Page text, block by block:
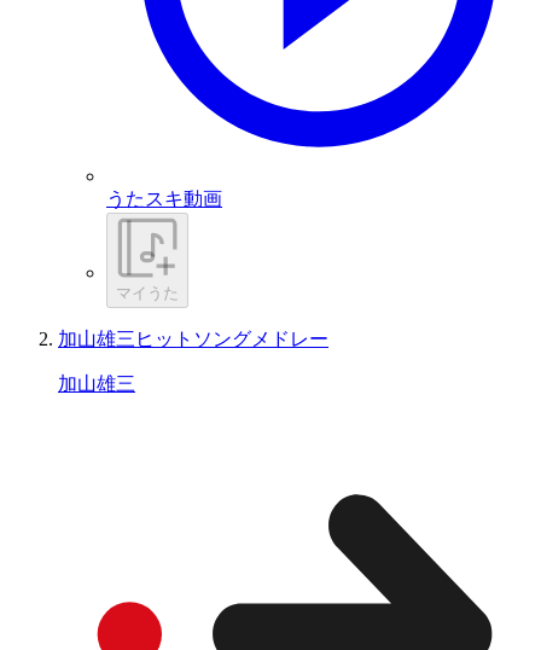
うたスキ動画
マイうた
加山雄三ヒットソングメドレー
加山雄三